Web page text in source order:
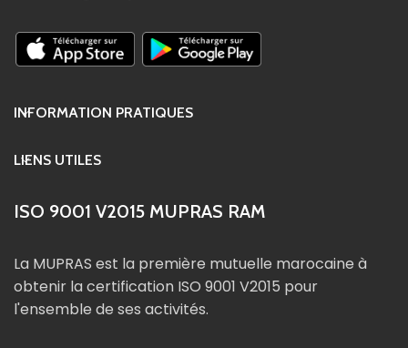
INFORMATION PRATIQUES
LIENS UTILES
ISO 9001 V2015 MUPRAS RAM
La MUPRAS est la première mutuelle marocaine à
obtenir la certification ISO 9001 V2015 pour
l'ensemble de ses activités.